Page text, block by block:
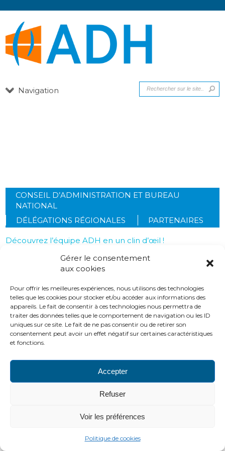
Gérer le consentement
aux cookies
Pour offrir les meilleures expériences, nous utilisons des technologies
telles que les cookies pour stocker et/ou accéder aux informations des
appareils. Le fait de consentir à ces technologies nous permettra de
traiter des données telles que le comportement de navigation ou les ID
uniques sur ce site. Le fait de ne pas consentir ou de retirer son
consentement peut avoir un effet négatif sur certaines caractéristiques
et fonctions.
Accepter
Refuser
Voir les préférences
Politique de cookies
Navigation
CONSEIL D’ADMINISTRATION ET BUREAU
NATIONAL
DÉLÉGATIONS RÉGIONALES
PARTENAIRES
Découvrez l’équipe ADH en un clin d’œil !
CONTACTS
2016 ADH
http://www.adh-asso.org